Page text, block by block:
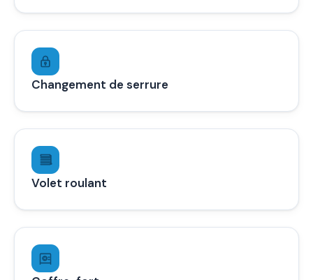
Changement de serrure
Volet roulant